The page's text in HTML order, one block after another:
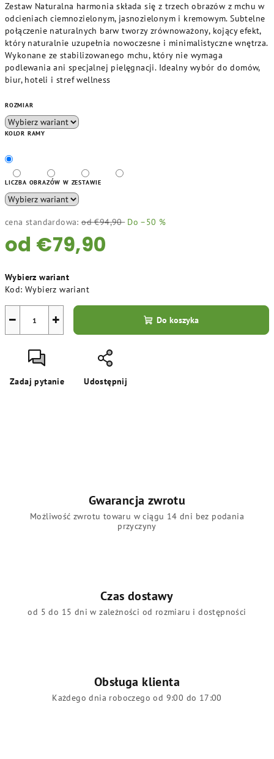
Zestaw Naturalna harmonia składa się z trzech obrazów z mchu w
odcieniach ciemnozielonym, jasnozielonym i kremowym. Subtelne
połączenie naturalnych barw tworzy zrównoważony, kojący efekt,
który naturalnie uzupełnia nowoczesne i minimalistyczne wnętrza.
Wykonane ze stabilizowanego mchu, który nie wymaga
podlewania ani specjalnej pielęgnacji. Idealny wybór do domów,
biur, hoteli i stref wellness
ROZMIAR
KOLOR RAMY
LICZBA OBRAZÓW W ZESTAWIE
cena standardowa: od €94,90 Do –50 %
od €79,90
jednostkowa:
Wybierz wariant
Kod: Wybierz wariant
+
− Do koszyka
Zadaj pytanie Udostępnij
Gwarancja zwrotu
Możliwość zwrotu towaru w ciągu 14 dni bez podania
przyczyny
Czas dostawy
od 5 do 15 dni w zależności od rozmiaru i dostępności
Obsługa klienta
Każdego dnia roboczego od 9:00 do 17:00